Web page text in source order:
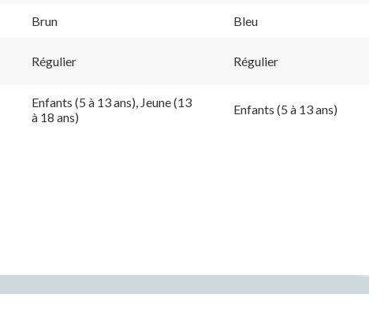
Brun Bleu
Régulier Régulier
Enfants (5 à 13 ans), Jeune (13
à 18 ans)
Enfants (5 à 13 ans)